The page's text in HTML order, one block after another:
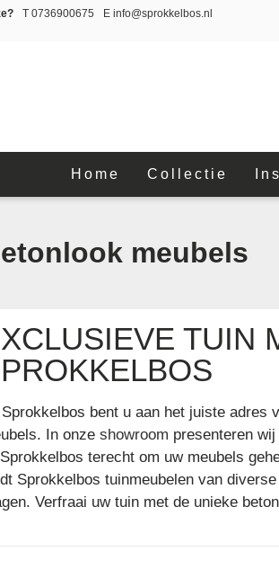
T 0736900675 E info@sprokkelbos.nl
Home Collectie
meubels
TUIN
bent u aan het juiste adres
In onze showroom presenteren
terecht om uw meubels
Sprokkelbos tuinmeubelen van
Verfraai uw tuin met de unieke